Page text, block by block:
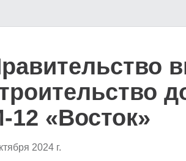
12 «Восток»
2024 г.